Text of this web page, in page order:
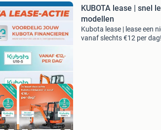
KUBOTA lease | snel
modellen
Kubota lease | lease een
vanaf slechts €12 per